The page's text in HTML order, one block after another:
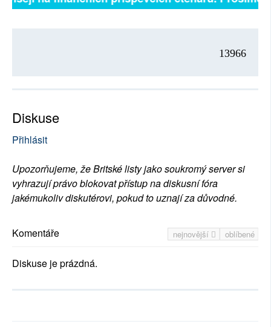
13966
Diskuse
Přihlásit
Upozorňujeme, že Britské listy jako soukromý server si
vyhrazují právo blokovat přístup na diskusní fóra
jakémukoliv diskutérovi, pokud to uznají za důvodné.
nejnovější oblíbené
Komentáře
Diskuse je prázdná.